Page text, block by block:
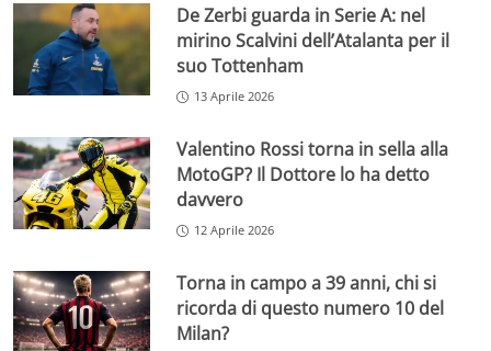
De Zerbi guarda in Serie A: nel
mirino Scalvini dell’Atalanta per il
suo Tottenham
13 Aprile 2026
Valentino Rossi torna in sella alla
MotoGP? Il Dottore lo ha detto
davvero
12 Aprile 2026
Torna in campo a 39 anni, chi si
ricorda di questo numero 10 del
Milan?